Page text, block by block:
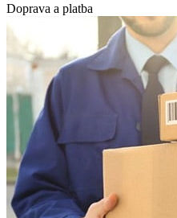
Doprava a platba